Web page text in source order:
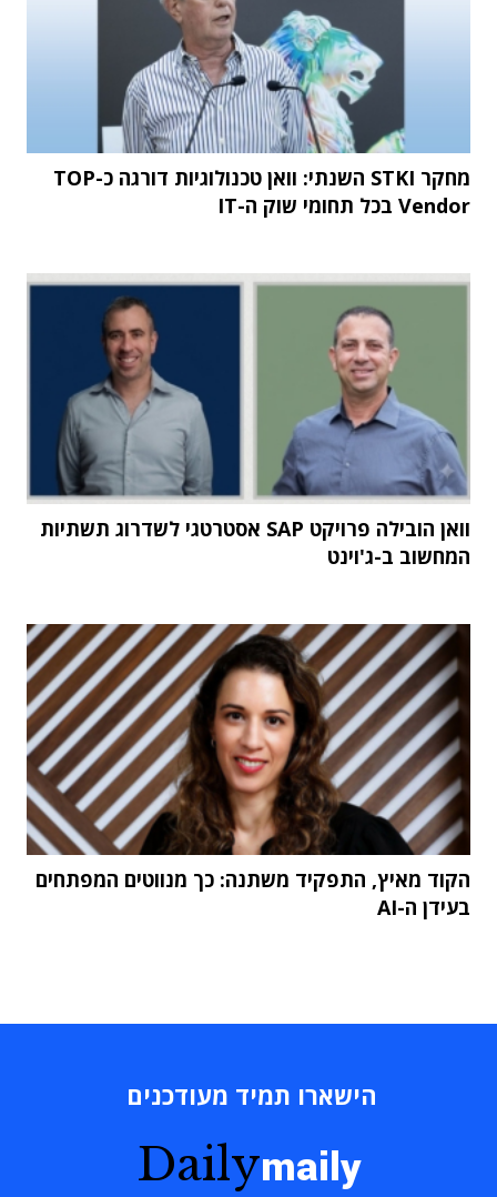
מחקר STKI השנתי: וואן טכנולוגיות דורגה כ-TOP
Vendor בכל תחומי שוק ה-IT
וואן הובילה פרויקט SAP אסטרטגי לשדרוג תשתיות
המחשוב ב-ג'וינט
הקוד מאיץ, התפקיד משתנה: כך מנווטים המפתחים
בעידן ה-AI
הישארו תמיד מעודכנים
Dailymaily